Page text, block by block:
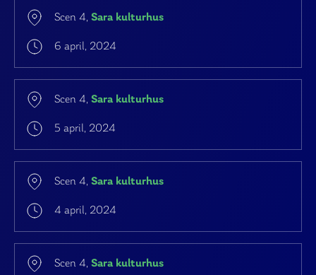
Scen 4, Sara kulturhus
6 april, 2024
Scen 4, Sara kulturhus
5 april, 2024
Scen 4, Sara kulturhus
4 april, 2024
Scen 4, Sara kulturhus